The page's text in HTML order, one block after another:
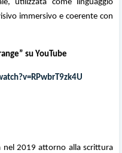
utilizzata come linguaggio
immersivo e coerente con
su YouTube
nel 2019 attorno alla scrittura